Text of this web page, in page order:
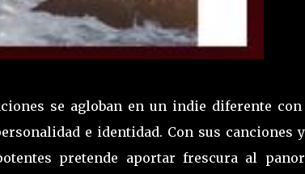
se agloban en un indie diferente con
e identidad. Con sus canciones
pretende aportar frescura al